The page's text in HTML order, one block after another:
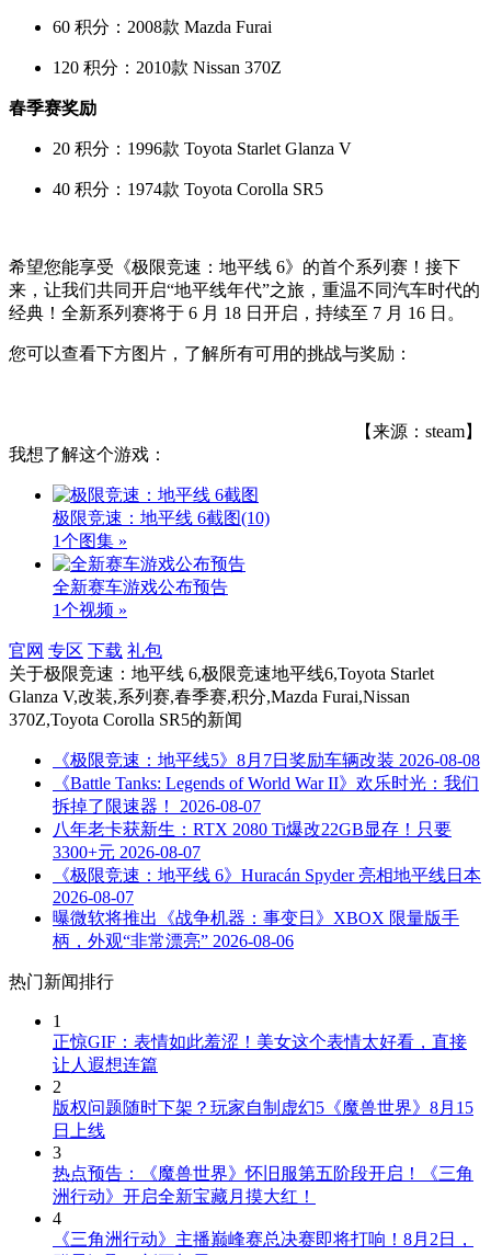
60 积分：2008款 Mazda Furai
120 积分：2010款 Nissan 370Z
春季赛奖励
20 积分：1996款 Toyota Starlet Glanza V
40 积分：1974款 Toyota Corolla SR5
希望您能享受《极限竞速：地平线 6》的首个系列赛！接下
来，让我们共同开启“地平线年代”之旅，重温不同汽车时代的
经典！全新系列赛将于 6 月 18 日开启，持续至 7 月 16 日。
您可以查看下方图片，了解所有可用的挑战与奖励：
【来源：steam】
我想了解这个游戏：
极限竞速：地平线 6截图(10)
1个图集 »
全新赛车游戏公布预告
1个视频 »
官网 专区 下载 礼包
关于极限竞速：地平线 6,极限竞速地平线6,Toyota Starlet
Glanza V,改装,系列赛,春季赛,积分,Mazda Furai,Nissan
370Z,Toyota Corolla SR5的新闻
《极限竞速：地平线5》8月7日奖励车辆改装 2026-08-08
《Battle Tanks: Legends of World War II》欢乐时光：我们
拆掉了限速器！
2026-08-07
八年老卡获新生：RTX 2080 Ti爆改22GB显存！只要
3300+元 2026-08-07
《极限竞速：地平线 6》Huracán Spyder 亮相地平线日本
2026-08-07
曝微软将推出《战争机器：事变日》XBOX 限量版手
柄，外观“非常漂亮” 2026-08-06
热门新闻排行
1
正惊GIF：表情如此羞涩！美女这个表情太好看，直接
让人遐想连篇
2
版权问题随时下架？玩家自制虚幻5《魔兽世界》8月15
日上线
3
热点预告：《魔兽世界》怀旧服第五阶段开启！《三角
洲行动》开启全新宝藏月摸大红！
4
《三角洲行动》主播巅峰赛总决赛即将打响！8月2日，